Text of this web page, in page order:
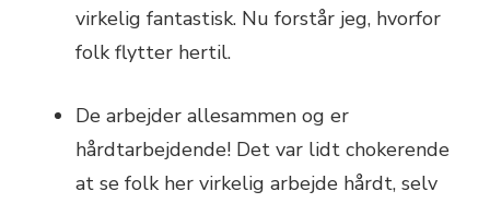
virkelig fantastisk. Nu forstår jeg, hvorfor
folk flytter hertil.
De arbejder allesammen og er
hårdtarbejdende! Det var lidt chokerende
at se folk her virkelig arbejde hårdt, selv